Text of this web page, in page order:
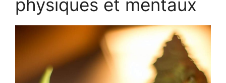
physiques et mentaux